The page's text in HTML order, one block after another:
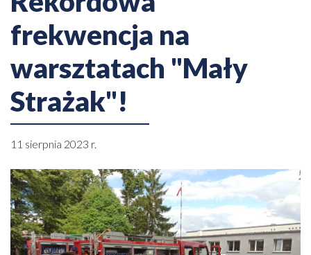
frekwencja na
warsztatach "Mały
Strażak"!
11 sierpnia 2023 r.